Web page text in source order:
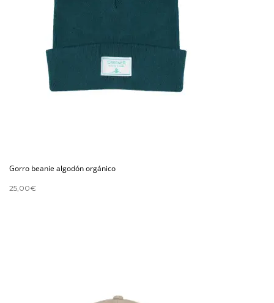
Gorro beanie algodón orgánico
25,00€